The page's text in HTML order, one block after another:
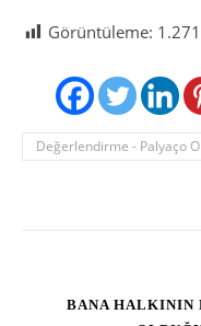
Görüntüleme: 1.271
Değerlendirme - Palyaço
BANA HALKININ